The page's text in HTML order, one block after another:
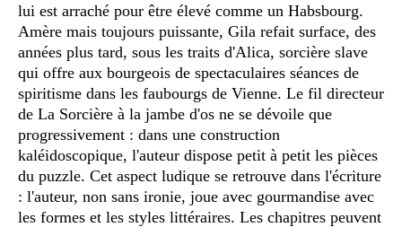
lui est arraché pour être élevé comme un Habsbourg.
Amère mais toujours puissante, Gila refait surface, des
années plus tard, sous les traits d'Alica, sorcière slave
qui offre aux bourgeois de spectaculaires séances de
spiritisme dans les faubourgs de Vienne. Le fil directeur
de La Sorcière à la jambe d'os ne se dévoile que
progressivement : dans une construction
kaléidoscopique, l'auteur dispose petit à petit les pièces
du puzzle. Cet aspect ludique se retrouve dans l'écriture
: l'auteur, non sans ironie, joue avec gourmandise avec
les formes et les styles littéraires. Les chapitres peuvent